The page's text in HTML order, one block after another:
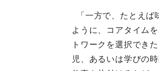
「一方で、たとえ
ように、コアタイム
トワークを選択でき
児、あるいは学びの